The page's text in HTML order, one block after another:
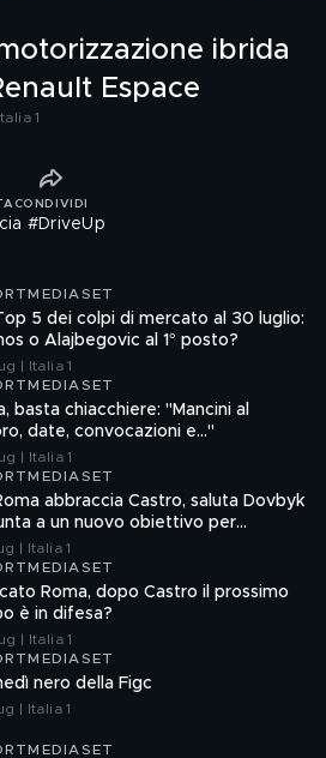
ibrida
Espace
1
CONDIVIDI
#DriveUp
5 dei colpi di mercato al 30 luglio:
o Alajbegovic al 1° posto?
| Italia 1
basta chiacchiere: "Mancini al
date, convocazioni e…"
| Italia 1
abbraccia Castro, saluta Dovbyk
a un nuovo obiettivo per
| Italia 1
Roma, dopo Castro il prossimo
è in difesa?
| Italia 1
nero della Figc
| Italia 1